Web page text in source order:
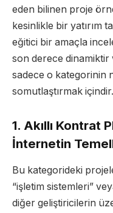
eden bilinen proje
kesinlikle bir yatırım
eğitici bir amaçla
son derece
sadece o kategorinin
somutlaştırmak içindir.
1. Akıllı Kontrat
İnternetin
Bu kategorideki
“işletim sistemleri”
diğer geliştiricilerin